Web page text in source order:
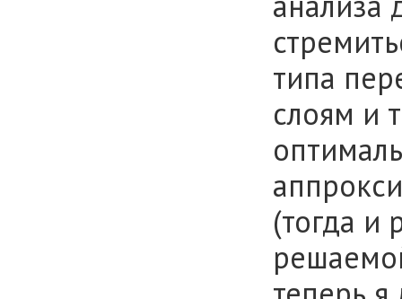
типа
слоям и
(тогда и